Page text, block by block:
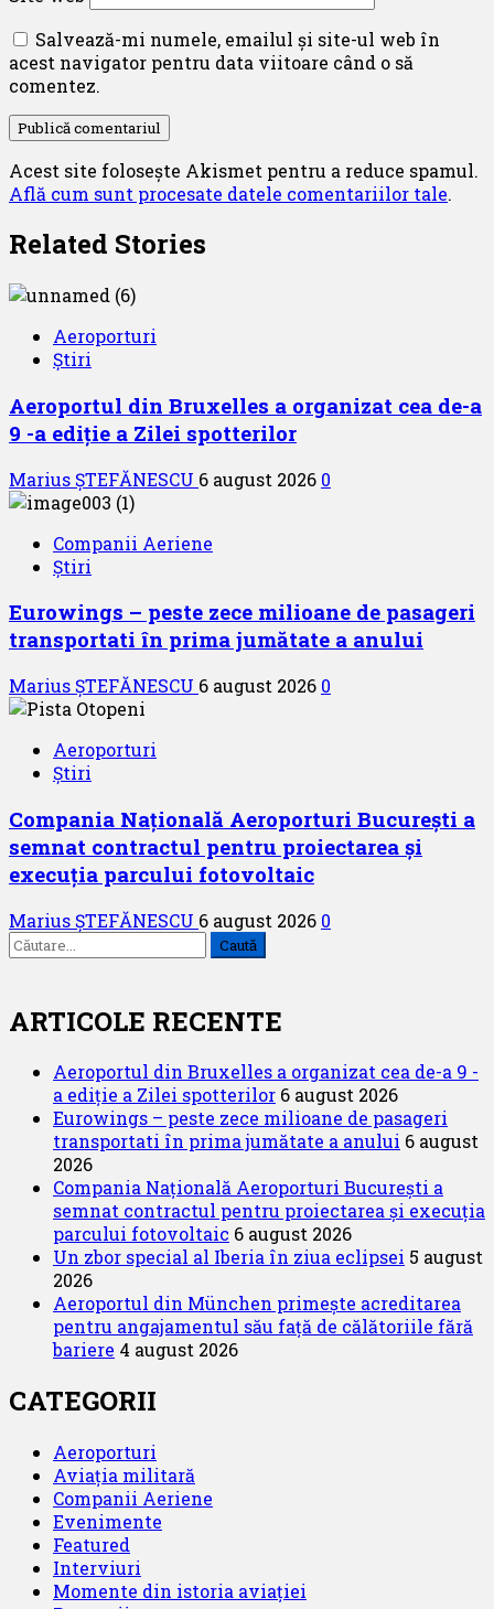
Salvează-mi numele, emailul și site-ul web în
acest navigator pentru data viitoare când o să
comentez.
Acest site folosește Akismet pentru a reduce spamul.
Află cum sunt procesate datele comentariilor tale.
Related Stories
Aeroporturi
Știri
Aeroportul din Bruxelles a organizat cea de-a
9 -a ediție a Zilei spotterilor
Marius ȘTEFĂNESCU 6 august 2026 0
Companii Aeriene
Știri
Eurowings – peste zece milioane de pasageri
transportati în prima jumătate a anului
Marius ȘTEFĂNESCU 6 august 2026 0
Aeroporturi
Știri
Compania Națională Aeroporturi București a
semnat contractul pentru proiectarea și
execuția parcului fotovoltaic
Marius ȘTEFĂNESCU 6 august 2026 0
Caută
după:
ARTICOLE RECENTE
Aeroportul din Bruxelles a organizat cea de-a 9 -
a ediție a Zilei spotterilor 6 august 2026
Eurowings – peste zece milioane de pasageri
transportati în prima jumătate a anului 6 august
2026
Compania Națională Aeroporturi București a
semnat contractul pentru proiectarea și execuția
parcului fotovoltaic 6 august 2026
Un zbor special al Iberia în ziua eclipsei 5 august
2026
Aeroportul din München primește acreditarea
pentru angajamentul său față de călătoriile fără
bariere 4 august 2026
CATEGORII
Aeroporturi
Aviația militară
Companii Aeriene
Evenimente
Featured
Interviuri
Momente din istoria aviației